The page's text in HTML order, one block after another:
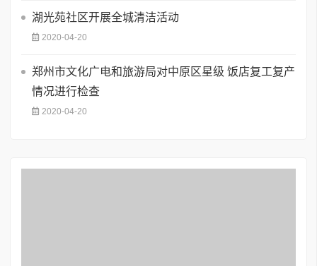
湖光苑社区开展全城清洁活动
2020-04-20
郑州市文化广电和旅游局对中原区星级 饭店复工复产
情况进行检查
2020-04-20